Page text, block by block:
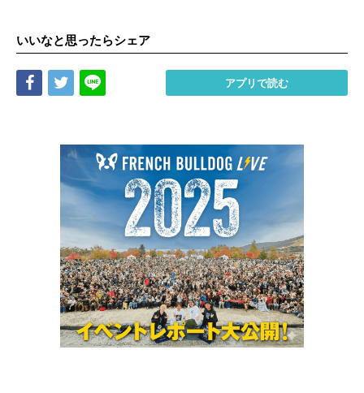
いいなと思ったらシェア
Share Tweet アプリで読む